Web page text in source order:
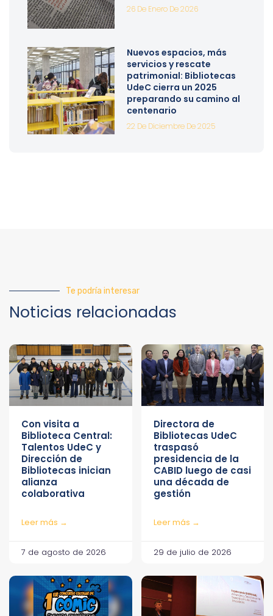
26 De Enero De 2026
Nuevos espacios, más
servicios y rescate
patrimonial: Bibliotecas
UdeC cierra un 2025
preparando su camino al
centenario
22 De Diciembre De 2025
Te podría interesar
Noticias relacionadas
Con visita a
Biblioteca Central:
Talentos UdeC y
Dirección de
Bibliotecas inician
alianza
colaborativa
Leer más →
7 de agosto de 2026
Directora de
Bibliotecas UdeC
traspasó
presidencia de la
CABID luego de casi
una década de
gestión
Leer más →
29 de julio de 2026